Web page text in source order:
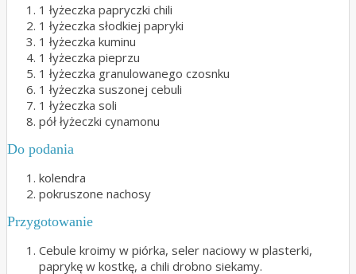
1 łyżeczka papryczki chili
1 łyżeczka słodkiej papryki
1 łyżeczka kuminu
1 łyżeczka pieprzu
1 łyżeczka granulowanego czosnku
1 łyżeczka suszonej cebuli
1 łyżeczka soli
pół łyżeczki cynamonu
Do podania
kolendra
pokruszone nachosy
Przygotowanie
Cebule kroimy w piórka, seler naciowy w plasterki,
paprykę w kostkę, a chili drobno siekamy.